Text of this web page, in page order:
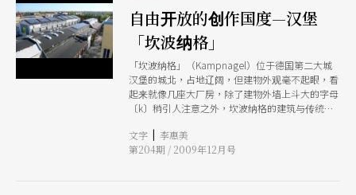
自由开放的创作国度—汉堡
「坎波纳格」
「坎波纳格」（Kampnagel）位于德国第二大城
汉堡的城北，占地辽阔，但建物外观毫不起眼，看
起来就像几座大厂房，除了建物外墙上斗大的字母
〔k〕稍引人注意之外，坎波纳格的建筑与传统美
缺乏特色，很难令人联想到这里会是德国境内，提
供自由创作艺术家最大的制作与演出场域，同时也
文字 | 李惠美
第204期 / 2009年12月号